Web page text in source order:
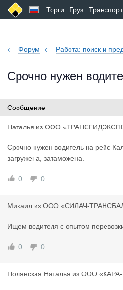
Торги Груз Транспорт
Форум Работа: поиск и
Срочно нужен
Сообщение
Наталья из ООО
Срочно нужен водитель на рейс
загружена, затаможена.
0 0
Михаил из ООО «СИЛАЧ-
Ищем водителя с опытом перевозки
0 0
Полянская Наталья из ООО «КАРА-